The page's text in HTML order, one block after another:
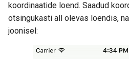
koordinaatide loend. Saadud
otsingukasti all olevas loendis,
joonisel: